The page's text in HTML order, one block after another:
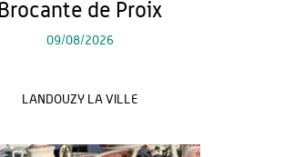
Brocante de Proix
09/08/2026
LANDOUZY LA VILLE